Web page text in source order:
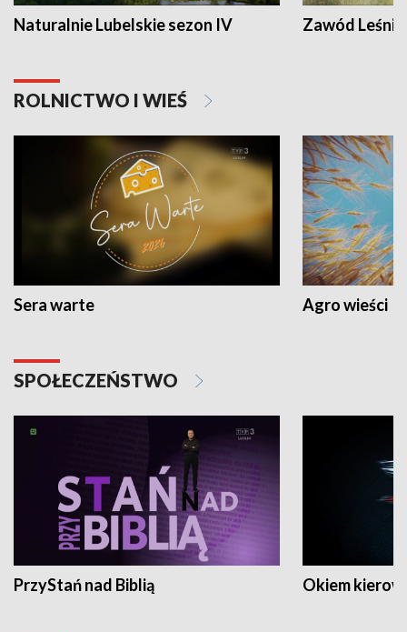
Naturalnie Lubelskie sezon IV Zawód Leśnik
ROLNICTWO I WIEŚ
Sera warte Agro wieści
SPOŁECZEŃSTWO
PrzyStań nad Biblią Okiem